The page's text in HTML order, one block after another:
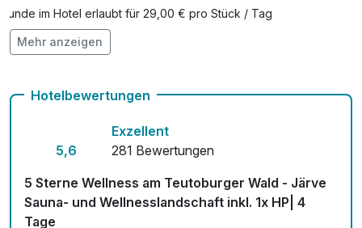
Hunde im Hotel erlaubt für 29,00 € pro Stück / Tag
Check-out bis 12 Uhr
Zimmerservice verfügbar
Mit Hotelbar
Mehr anzeigen
Hotelbewertungen
5,6
Exzellent
281 Bewertungen
5 Sterne Wellness am Teutoburger Wald - Järve
Sauna- und Wellnesslandschaft inkl. 1x HP| 4
Tage